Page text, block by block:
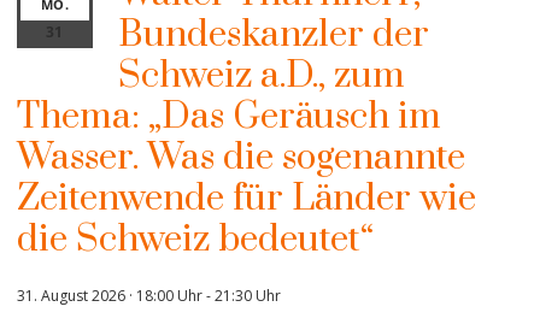
MO.
31
Bundeskanzler der
Schweiz a.D., zum
Thema: „Das Geräusch im
Wasser. Was die sogenannte
Zeitenwende für Länder wie
die Schweiz bedeutet“
31. August 2026 · 18:00 Uhr-21:30 Uhr